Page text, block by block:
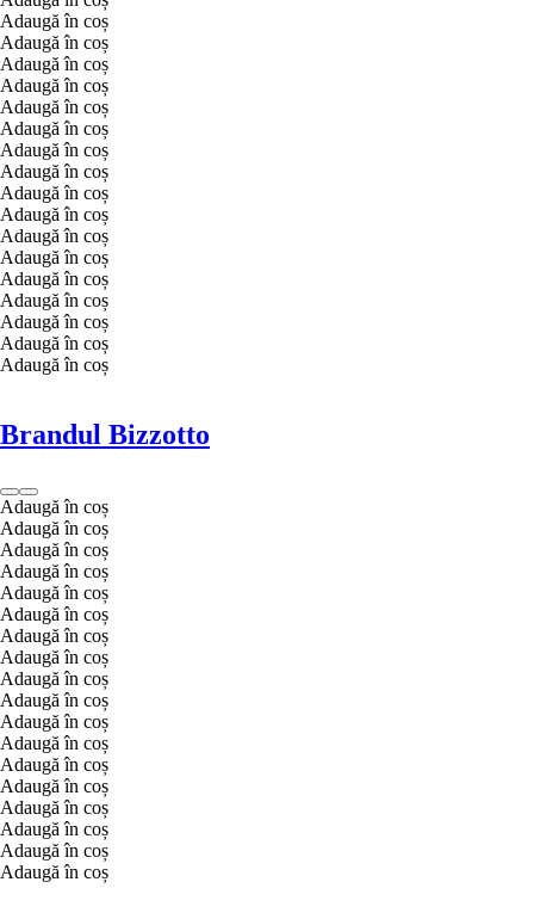
Adaugă în coș
Adaugă în coș
Adaugă în coș
Adaugă în coș
Adaugă în coș
Adaugă în coș
Adaugă în coș
Adaugă în coș
Adaugă în coș
Adaugă în coș
Adaugă în coș
Adaugă în coș
Adaugă în coș
Adaugă în coș
Adaugă în coș
Adaugă în coș
Adaugă în coș
Brandul Bizzotto
Adaugă în coș
Adaugă în coș
Adaugă în coș
Adaugă în coș
Adaugă în coș
Adaugă în coș
Adaugă în coș
Adaugă în coș
Adaugă în coș
Adaugă în coș
Adaugă în coș
Adaugă în coș
Adaugă în coș
Adaugă în coș
Adaugă în coș
Adaugă în coș
Adaugă în coș
Adaugă în coș